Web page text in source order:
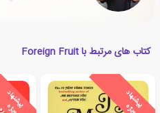
کتاب های مرتبط با Foreign Fruit
پ
ی
ش
ن
ه
ا
د
و
ی
ژ
ه پ
ی
ش
ن
ه
ا
د
و
ی
ژ
ه